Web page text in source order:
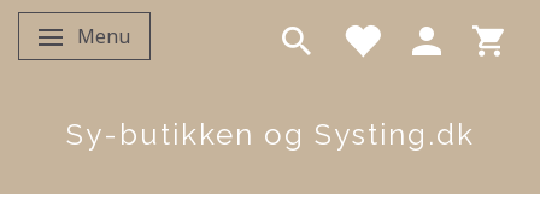
Skifte navigation
Menu
Sy-butikken og Systing.dk